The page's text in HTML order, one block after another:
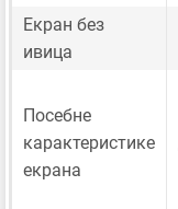
Екран без
ивица
Посебне
карактеристике
екрана